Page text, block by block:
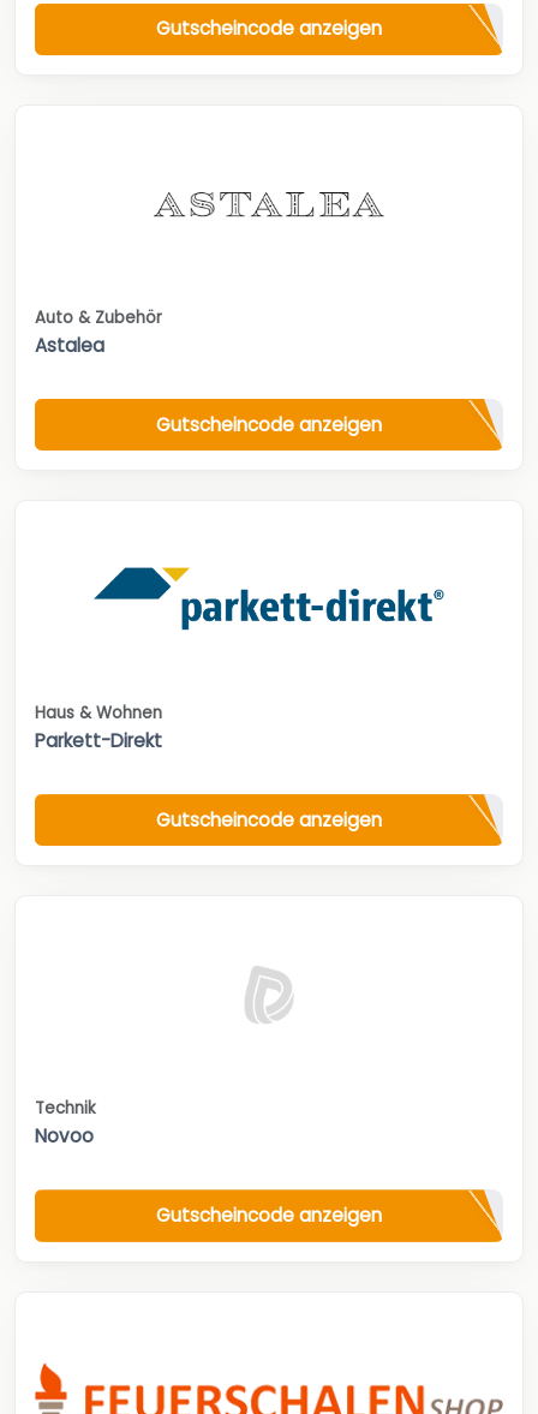
Gutscheincode anzeigen
Auto & Zubehör
Astalea
Gutscheincode anzeigen
Haus & Wohnen
Parkett-Direkt
Gutscheincode anzeigen
Technik
Novoo
Gutscheincode anzeigen